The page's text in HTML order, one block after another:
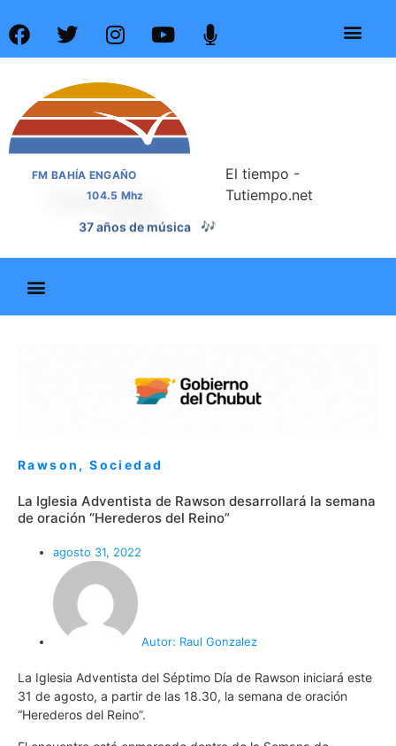
FM BAHÍA ENGAÑO
104.5 Mhz
37 años de noticias 📰
El tiempo -
Tutiempo.net
Rawson ,Sociedad
La Iglesia Adventista de Rawson desarrollará la semana
de oración “Herederos del Reino”
agosto 31, 2022
Autor: Raul Gonzalez
La Iglesia Adventista del Séptimo Día de Rawson iniciará este
31 de agosto, a partir de las 18.30, la semana de oración
“Herederos del Reino”.